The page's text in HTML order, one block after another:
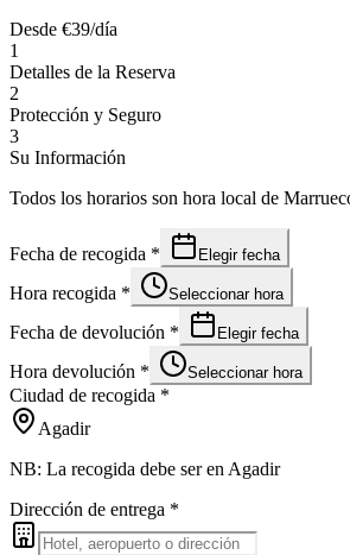
Desde €39/día
1
Detalles de la Reserva
2
Protección y Seguro
3
Su Información
Todos los horarios son hora local de
Fecha de recogida * Elegir fecha
Hora recogida * Seleccionar hora
Fecha de devolución * Elegir fecha
Hora devolución * Seleccionar hora
Ciudad de recogida *
Agadir
NB: La recogida debe ser en Agadir
Dirección de entrega *